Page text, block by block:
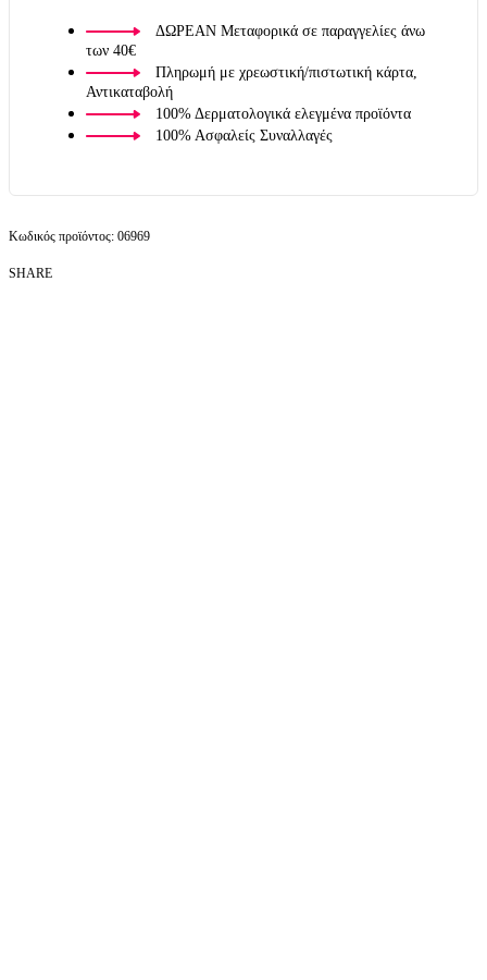
ΔΩΡΕΑΝ Μεταφορικά σε παραγγελίες άνω
των 40€
Πληρωμή με χρεωστική/πιστωτική κάρτα,
Αντικαταβολή
100% Δερματολογικά ελεγμένα προϊόντα
100% Ασφαλείς Συναλλαγές
06969
SHARE